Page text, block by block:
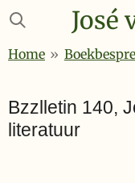
Ga
naar
José
Home »
Bzzlletin 140,
literatuur